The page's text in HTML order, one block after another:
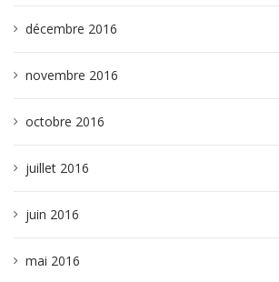
décembre 2016
novembre 2016
octobre 2016
juillet 2016
juin 2016
mai 2016